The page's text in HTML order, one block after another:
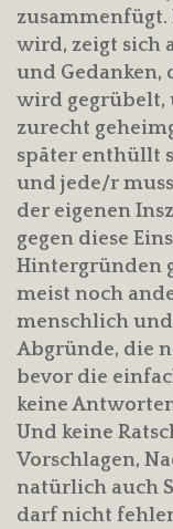
zusammenfügt.
wird, zeigt sich
und Gedanken,
wird gegrübelt,
zurecht
später enthüllt
und jede/r
der eigenen
gegen diese
Hintergründen
meist noch
menschlich
Abgründe, die
bevor die
keine
Und keine
Vorschlagen,
natürlich auch
darf nicht